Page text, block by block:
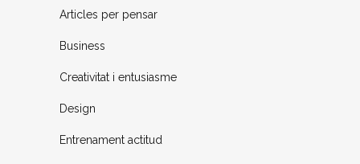
Articles per pensar
Business
Creativitat i entusiasme
Design
Entrenament actitud